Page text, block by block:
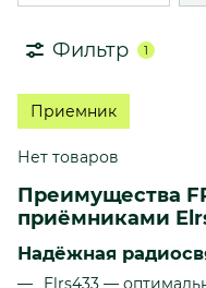
Фильтр 1
Приемник
Нет товаров
Преимущества
приёмниками
Надёжная
Elrs433 —